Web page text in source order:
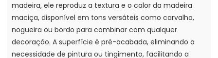
madeira, ele reproduz a textura e o calor da madeira
maciça, disponível em tons versáteis como carvalho,
nogueira ou bordo para combinar com qualquer
decoração. A superfície é pré-acabada, eliminando a
necessidade de pintura ou tingimento, facilitando a